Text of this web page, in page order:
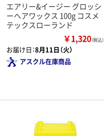
エアリー&イージー グロッシ
ーヘアワックス 100g コスメ
テックスローランド
￥1,320（税込）
お届け日：8月11日（火）
アスクル在庫商品